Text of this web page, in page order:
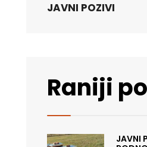
JAVNI POZIVI
Raniji
JAVNI